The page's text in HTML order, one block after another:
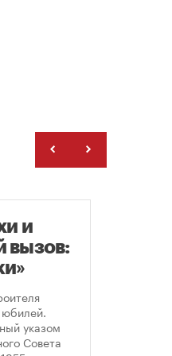
и
вызов:
указом
Совета